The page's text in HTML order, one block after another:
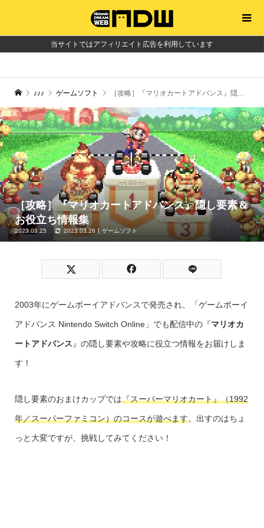
当サイトではアフィリエイト広告を利用しています
♪♪♪ ゲームソフト ［攻略］『マリオカートアドバンス』隠し要素＆お役立ち情報集
［攻略］『マリオカートアドバンス』隠し要素＆
お役立ち情報集
2023.03.25 2023.03.26 ゲームソフト
2003年にゲームボーイアドバンスで発売され、「ゲームボーイ
アドバンス Nintendo Switch Online」でも配信中の『マリオカ
ートアドバンス 』の隠し要素や攻略に役立つ情報をお届けしま
す！
隠し要素のおまけカップでは『スーパーマリオカート』（1992
年／スーパーファミコン）のコースが遊べます。出すのはちょ
っと大変ですが、挑戦してみてください！